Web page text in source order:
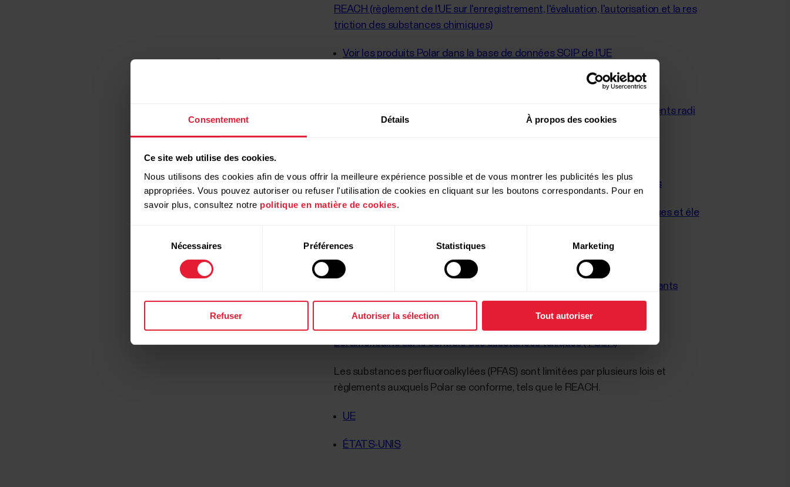
Consentement Détails À propos des cookies
Ce site web utilise des cookies.
Nous utilisons des cookies afin de vous offrir la meilleure expérience possible et de vous montrer les publicités les plus
appropriées. Vous pouvez autoriser ou refuser l'utilisation de cookies en cliquant sur les boutons correspondants. Pour en
savoir plus, consultez notre politique en matière de cookies.
consentement
Nécessaires Préférences Statistiques Marketing
Refuser Autoriser la sélection Tout autoriser
REACH (règlement de l'UE sur l'enregistrement, l'évaluation, l'autorisation et la res
triction des substances chimiques)
Voir les produits Polar dans la base de données SCIP de l'UE
Directive RoHS (2011/65/UE (RoHS II) et 2015/863/UE (RoHS III))
RED (Directive 2014/53/UE relative à la mise sur le marché des équipements radi
Directive 94/62/CE relative aux emballages et aux déchets d'emballages
DEEE (Directive 2012/19/UE relative aux déchets d'équipements électriques et éle
Directive 2006/66/CE relative aux piles et accumulateurs
Règlementation européenne en matière de polluants organiques persistants
Proposition 65 de la Californie (CA Prop65)
Loi américaine sur le contrôle des substances toxiques (TSCA)
Les substances perfluoroalkylées (PFAS) sont limitées par plusieurs lois et
règlements auxquels Polar se conforme, tels que le REACH.
UE
ÉTATS-UNIS